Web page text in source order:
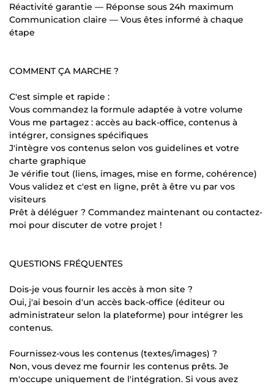
Réactivité garantie — Réponse sous 24h maximum
Communication claire — Vous êtes informé à chaque
étape
COMMENT ÇA MARCHE ?
C'est simple et rapide :
Vous commandez la formule adaptée à votre volume
Vous me partagez : accès au back-office, contenus à
intégrer, consignes spécifiques
J'intègre vos contenus selon vos guidelines et votre
charte graphique
Je vérifie tout (liens, images, mise en forme, cohérence)
Vous validez et c'est en ligne, prêt à être vu par vos
visiteurs
Prêt à déléguer ? Commandez maintenant ou contactez-
moi pour discuter de votre projet !
QUESTIONS FRÉQUENTES
Dois-je vous fournir les accès à mon site ?
Oui, j'ai besoin d'un accès back-office (éditeur ou
administrateur selon la plateforme) pour intégrer les
contenus.
Fournissez-vous les contenus (textes/images) ?
Non, vous devez me fournir les contenus prêts. Je
m'occupe uniquement de l'intégration. Si vous avez